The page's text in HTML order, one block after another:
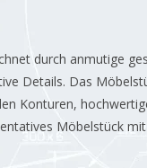
durch anmutige
Details. Das
Konturen,
Möbelstück